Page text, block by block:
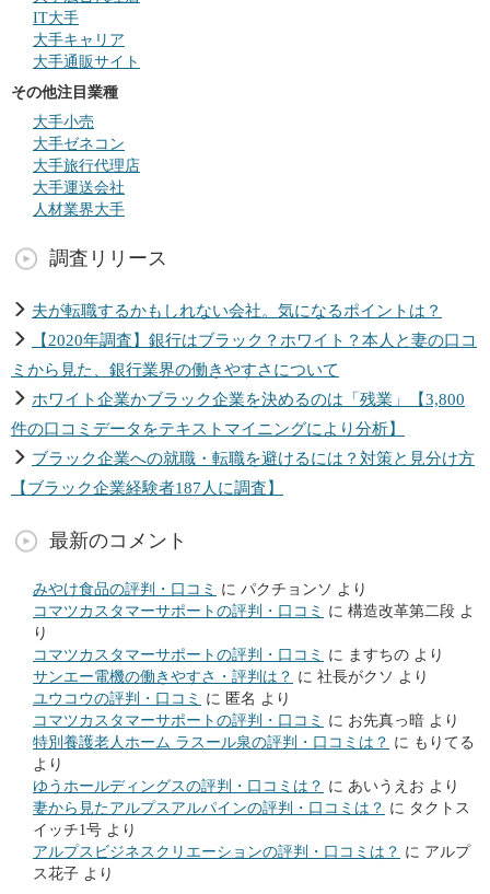
IT大手
大手キャリア
大手通販サイト
その他注目業種
大手小売
大手ゼネコン
大手旅行代理店
大手運送会社
人材業界大手
調査リリース
夫が転職するかもしれない会社。気になるポイントは？
【2020年調査】銀行はブラック？ホワイト？本人と妻の口コ
ミから見た、銀行業界の働きやすさについて
ホワイト企業かブラック企業を決めるのは「残業」【3,800
件の口コミデータをテキストマイニングにより分析】
ブラック企業への就職・転職を避けるには？対策と見分け方
【ブラック企業経験者187人に調査】
最新のコメント
みやけ食品の評判・口コミ に パクチョンソ より
コマツカスタマーサポートの評判・口コミ に 構造改革第二段 よ
り
コマツカスタマーサポートの評判・口コミ に ますちの より
サンエー電機の働きやすさ・評判は？ に 社長がクソ より
ユウコウの評判・口コミ に 匿名 より
コマツカスタマーサポートの評判・口コミ に お先真っ暗 より
特別養護老人ホーム ラスール泉の評判・口コミは？ に もりてる
より
ゆうホールディングスの評判・口コミは？ に あいうえお より
妻から見たアルプスアルパインの評判・口コミは？ に タクトス
イッチ1号 より
アルプスビジネスクリエーションの評判・口コミは？ に アルプ
ス花子 より